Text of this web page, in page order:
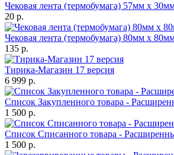
Чековая лента (термобумага) 57мм x
20 р.
Чековая лента (термобумага) 80мм x
135 р.
Тирика-Магазин 17 версия
6 999 р.
Список Закупленного товара -
1 500 р.
Список Списанного товара -
1 500 р.